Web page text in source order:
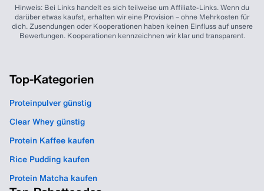
Hinweis: Bei Links handelt es sich teilweise um Affiliate-Links. Wenn du
darüber etwas kaufst, erhalten wir eine Provision – ohne Mehrkosten für
dich. Zusendungen oder Kooperationen haben keinen Einfluss auf unsere
Bewertungen. Kooperationen kennzeichnen wir klar und transparent.
Top-Kategorien
Proteinpulver günstig
Clear Whey günstig
Protein Kaffee kaufen
Rice Pudding kaufen
Protein Matcha kaufen